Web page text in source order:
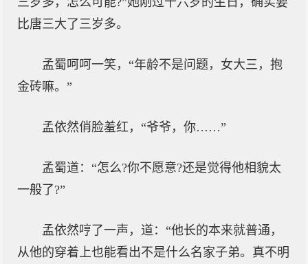
比唐三大了三岁多。
孟蜀呵呵一笑，“年龄不是问题，女大三，抱
金砖嘛。”
孟依然俏脸羞红，“爷爷，你……”
孟蜀道：“怎么?你不愿意?还是觉得他相貌太
一般了?”
孟依然哼了一声，道：“他长的本来就普通，
从他的穿着上也能看出不是什么名家子弟。真不明